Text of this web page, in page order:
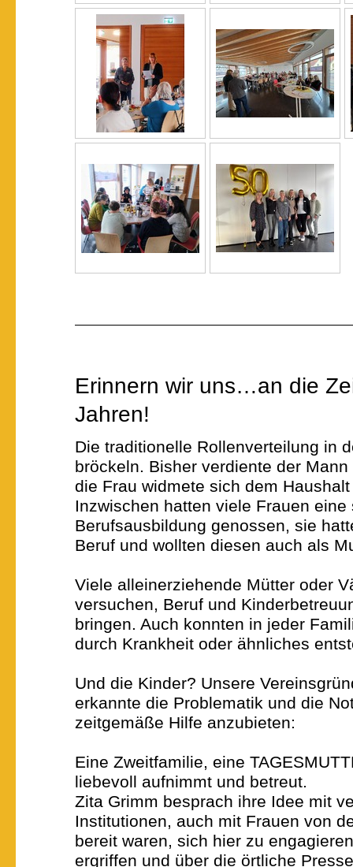
Erinnern wir uns… an die
Jahren!
Die traditionelle Rollenverteilung in
bröckeln. Bisher verdiente der
die Frau widmete sich dem
Inzwischen hatten viele Frauen eine
Berufsausbildung genossen, sie
Beruf und wollten diesen auch als
Viele alleinerziehende Mütter oder
versuchen, Beruf und
bringen. Auch konnten in jeder
durch Krankheit oder ähnliches
Und die Kinder? Unsere
erkannte die Problematik und die
zeitgemäße Hilfe anzubieten:
Eine Zweitfamilie, eine
liebevoll aufnimmt und betreut.
Zita Grimm besprach ihre Idee mit
Institutionen, auch mit Frauen von
bereit waren, sich hier zu
ergriffen und über die örtliche